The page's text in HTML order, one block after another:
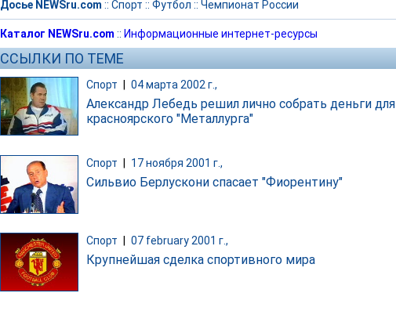
Досье NEWSru.com :: Спорт :: Футбол :: Чемпионат России
Каталог NEWSru.com :: Информационные интернет-ресурсы
ССЫЛКИ ПО ТЕМЕ
Спорт 04 марта 2002 г.,
Александр Лебедь решил лично собрать деньги для
красноярского "Металлурга"
Спорт 17 ноября 2001 г.,
Сильвио Берлускони спасает "Фиорентину"
Спорт 07 february 2001 г.,
Крупнейшая сделка спортивного мира